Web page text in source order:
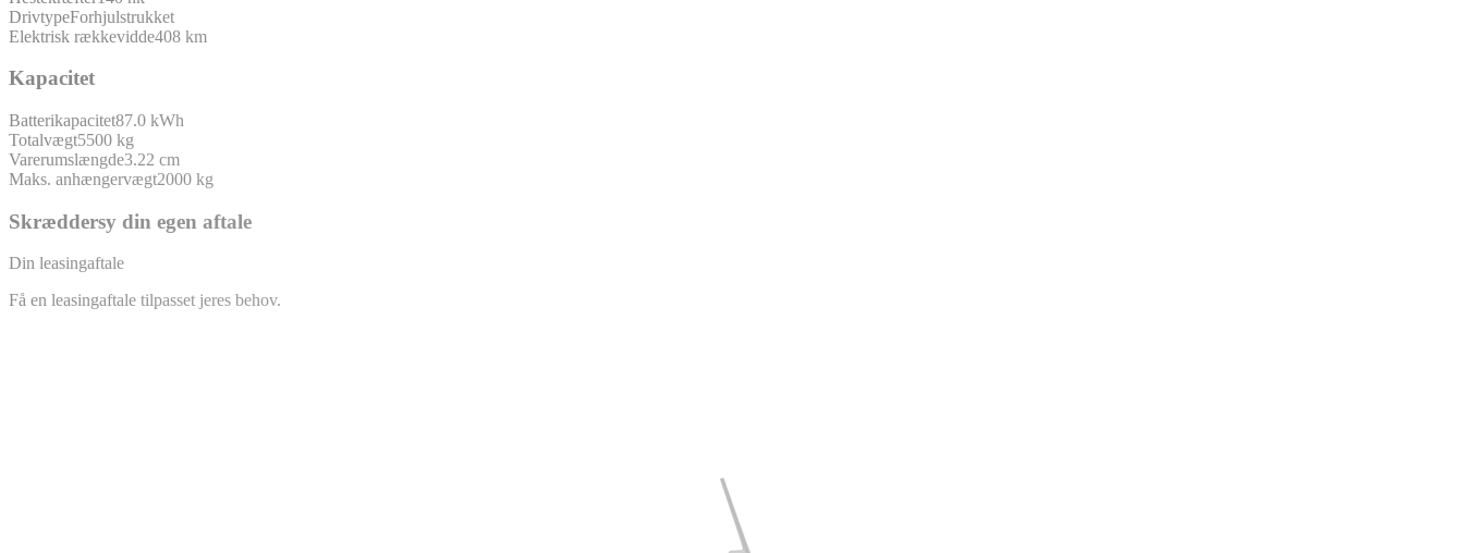
DrivtypeForhjulstrukket
Elektrisk rækkevidde408 km
Kapacitet
Batterikapacitet87.0 kWh
Totalvægt5500 kg
Varerumslængde3.22 cm
Maks. anhængervægt2000 kg
Skræddersy din egen aftale
Din leasingaftale
Få en leasingaftale tilpasset jeres behov.